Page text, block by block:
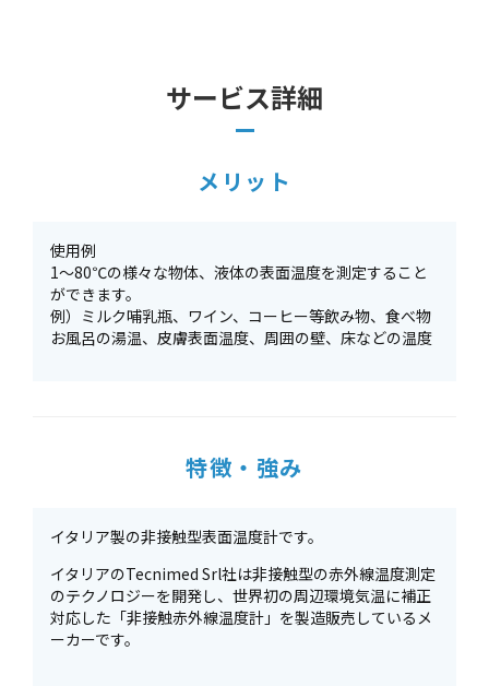
サービス詳細
メリット
使用例
1～80℃の様々な物体、液体の表面温度を測定すること
ができます。
例）ミルク哺乳瓶、ワイン、コーヒー等飲み物、食べ物
お風呂の湯温、皮膚表面温度、周囲の壁、床などの温度
特徴・強み
イタリア製の非接触型表面温度計です。
イタリアのTecnimed Srl社は非接触型の赤外線温度測定
のテクノロジーを開発し、世界初の周辺環境気温に補正
対応した「非接触赤外線温度計」を製造販売しているメ
ーカーです。